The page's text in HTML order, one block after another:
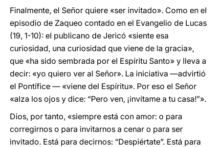
Finalmente, el Señor quiere «ser invitado». Como en el
episodio de Zaqueo contado en el Evangelio de Lucas
(19, 1-10): el publicano de Jericó «siente esa
curiosidad, una curiosidad que viene de la gracia»,
que «ha sido sembrada por el Espíritu Santo» y lleva a
decir: «yo quiero ver al Señor». La iniciativa —advirtió
el Pontífice — «viene del Espíritu». Por eso el Señor
«alza los ojos y dice: “Pero ven, ¡invítame a tu casa!”».
Dios, por tanto, «siempre está con amor: o para
corregirnos o para invitarnos a cenar o para ser
invitado. Está para decirnos: “Despiértate”. Está para